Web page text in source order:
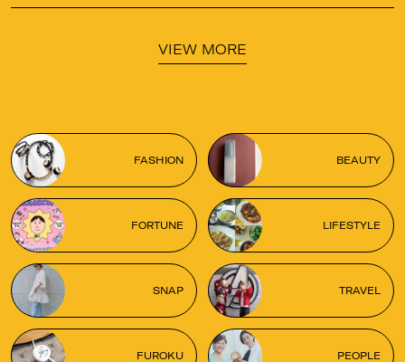
VIEW MORE
FASHION BEAUTY
FORTUNE LIFESTYLE
SNAP TRAVEL
FUROKU PEOPLE